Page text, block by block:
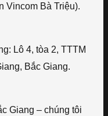
Vincom Bà Triệu).
Lô 4, tòa 2, TTTM
Bắc Giang.
Giang – chúng tôi